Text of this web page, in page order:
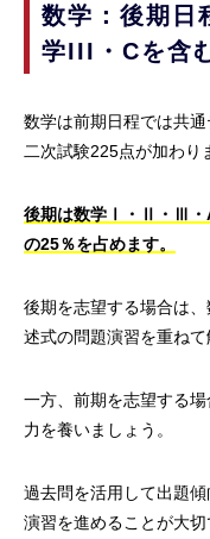
数学：後期日
学III・Cを含
数学は前期日程では共
二次試験225点が加わり
後期は数学Ⅰ・Ⅱ・Ⅲ・
の25％を占めます。
後期を志望する場合は
述式の問題演習を重ねて
一方、前期を志望する
力を養いましょう。
過去問を活用して出題
演習を進めることが大切